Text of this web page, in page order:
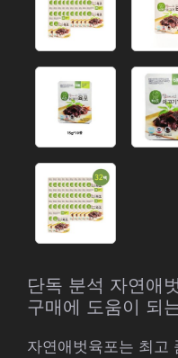
단독 분석 자연애
구매에 도움이 되
자연애벗육포는 최고